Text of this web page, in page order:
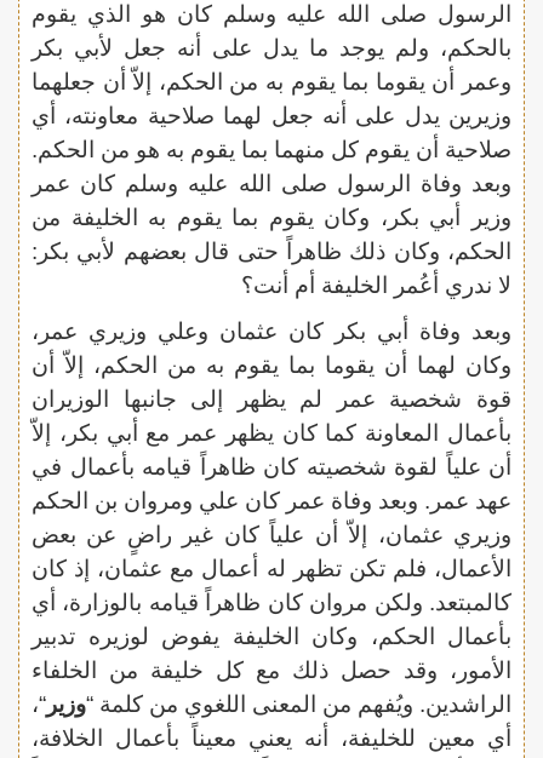
الرسول صلى الله عليه وسلم كان هو الذي يقوم
بالحكم، ولم يوجد ما يدل على أنه جعل لأبي بكر
وعمر أن يقوما بما يقوم به من الحكم، إلاّ أن جعلهما
وزيرين يدل على أنه جعل لهما صلاحية معاونته، أي
صلاحية أن يقوم كل منهما بما يقوم به هو من الحكم.
وبعد وفاة الرسول صلى الله عليه وسلم كان عمر
وزير أبي بكر، وكان يقوم بما يقوم به الخليفة من
الحكم، وكان ذلك ظاهراً حتى قال بعضهم لأبي بكر:
لا ندري أعُمر الخليفة أم أنت؟
وبعد وفاة أبي بكر كان عثمان وعلي وزيري عمر،
وكان لهما أن يقوما بما يقوم به من الحكم، إلاّ أن
قوة شخصية عمر لم يظهر إلى جانبها الوزيران
بأعمال المعاونة كما كان يظهر عمر مع أبي بكر، إلاّ
أن علياً لقوة شخصيته كان ظاهراً قيامه بأعمال في
عهد عمر. وبعد وفاة عمر كان علي ومروان بن الحكم
وزيري عثمان، إلاّ أن علياً كان غير راضٍ عن بعض
الأعمال، فلم تكن تظهر له أعمال مع عثمان، إذ كان
كالمبتعد. ولكن مروان كان ظاهراً قيامه بالوزارة، أي
بأعمال الحكم، وكان الخليفة يفوض لوزيره تدبير
الأمور، وقد حصل ذلك مع كل خليفة من الخلفاء
الراشدين. ويُفهم من المعنى اللغوي من كلمة “وزير “،
أي معين للخليفة، أنه يعني معيناً بأعمال الخلافة،